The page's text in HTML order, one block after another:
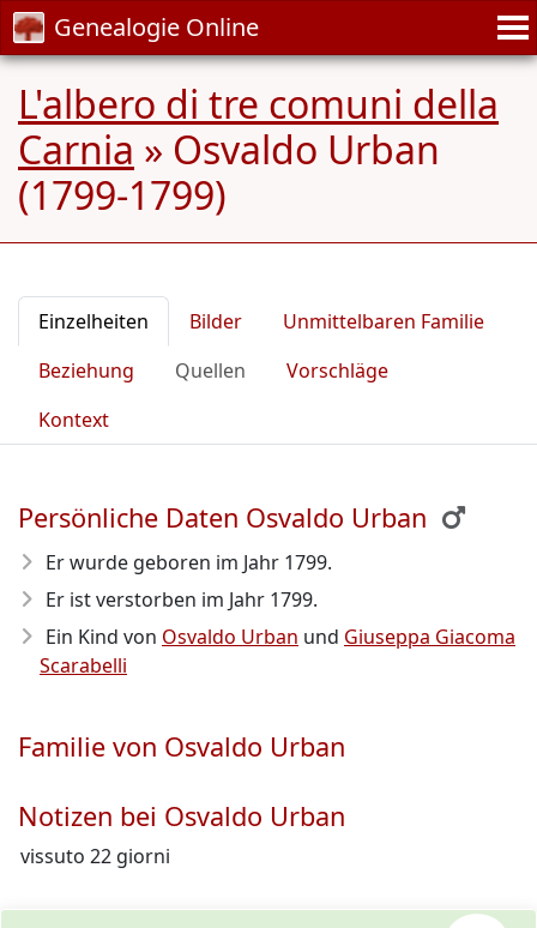
Genealogie Online
L'albero di tre comuni della
Carnia » Osvaldo Urban
(1799-1799)
Einzelheiten Bilder
Unmittelbaren Familie
Beziehung
Quellen
Vorschläge
Kontext
Persönliche Daten Osvaldo Urban
Er wurde geboren im Jahr 1799.
Er ist verstorben im Jahr 1799.
Ein Kind von Osvaldo Urban und Giuseppa Giacoma
Scarabelli
Familie von Osvaldo Urban
Notizen bei Osvaldo Urban
vissuto 22 giorni